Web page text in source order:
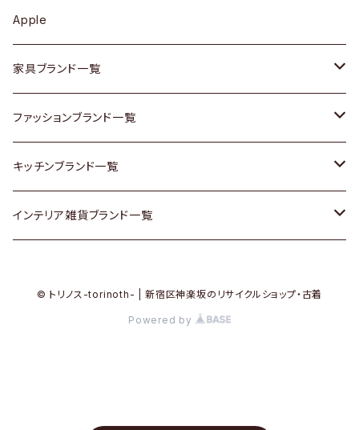
カップボード / 食器棚
チェスト
その他家具
Vintageヴィンテージ / Antiqueアンティーク
Designers / デザイナーズ
ボトムス
靴
スカーフ
腕時計
Vintage / ヴィンテージ
鍋 / フライパン
Vintage / ヴィンテージ
銀製品
和物 / 作家物
その他キッチン雑貨
ベース
その他楽器
Apple
家具ブランド一覧
ACME Furniture / アクメ ファニチャー
ACTUS / アクタス
arflex / アルフレックス
ファッションブランド一覧
agnes b / アニエス ベー
BALLY / バリー
キッチンブランド一覧
ARABIA / アラビア
インテリア雑貨ブランド一覧
© トリノス-torinoth- | 新宿区神楽坂のリサイクルショップ・古着
Powered by